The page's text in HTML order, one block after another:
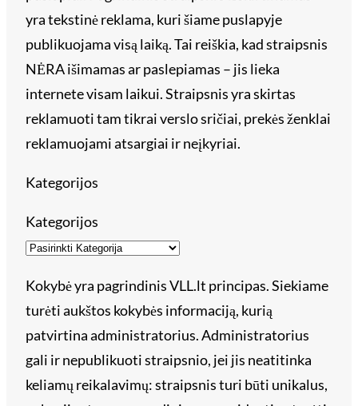
yra tekstinė reklama, kuri šiame puslapyje
publikuojama visą laiką. Tai reiškia, kad straipsnis
NĖRA išimamas ar paslepiamas – jis lieka
internete visam laikui. Straipsnis yra skirtas
reklamuoti tam tikrai verslo sričiai, prekės ženklai
reklamuojami atsargiai ir neįkyriai.
Kategorijos
Kategorijos
Kokybė yra pagrindinis VLL.lt principas. Siekiame
turėti aukštos kokybės informaciją, kurią
patvirtina administratorius. Administratorius
gali ir nepublikuoti straipsnio, jei jis neatitinka
keliamų reikalavimų: straipsnis turi būti unikalus,